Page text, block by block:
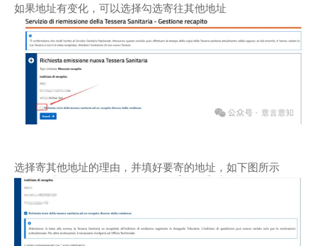
如果地址有变化，可以选择勾选寄往其他地址
选择寄其他地址的理由，并填好要寄的地址，如下图所示